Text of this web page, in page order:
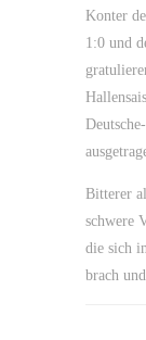
Konter
1:0 und
Bitterer
schwere
die sich
brach